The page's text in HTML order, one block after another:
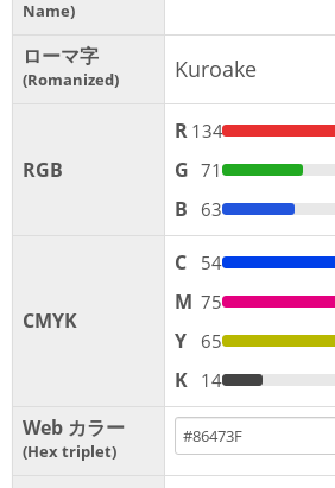
Name
ローマ字
Romanized Kuroake
RGB
R 134
G 71
B 63
CMYK
C 54
M 75
Y 65
K 14
Web カラー
Hex triplet